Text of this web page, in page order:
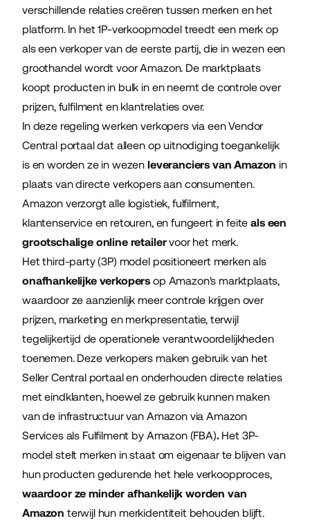
verschillende relaties creëren tussen merken en het
platform. In het 1P-verkoopmodel treedt een merk op
als een verkoper van de eerste partij, die in wezen een
groothandel wordt voor Amazon. De marktplaats
koopt producten in bulk in en neemt de controle over
prijzen, fulfilment en klantrelaties over.
In deze regeling werken verkopers via een Vendor
Central portaal dat alleen op uitnodiging toegankelijk
is en worden ze in wezen leveranciers van Amazon in
plaats van directe verkopers aan consumenten.
Amazon verzorgt alle logistiek, fulfilment,
klantenservice en retouren, en fungeert in feiteals een
grootschalige online retailervoor het merk.
Het third-party (3P) model positioneert merken als
onafhankelijke verkopers op Amazon's marktplaats,
waardoor ze aanzienlijk meer controle krijgen over
prijzen, marketing en merkpresentatie, terwijl
tegelijkertijd de operationele verantwoordelijkheden
toenemen. Deze verkopers maken gebruik van het
Seller Central portaal en onderhouden directe relaties
met eindklanten, hoewel ze gebruik kunnen maken
van de infrastructuur van Amazon via Amazon
Services als Fulfilment by Amazon (FBA).Het 3P-
model stelt merken in staat om eigenaar te blijven van
hun producten gedurende het hele verkoopproces,
waardoor ze minder afhankelijk worden van
Amazon terwijl hun merkidentiteit behouden blijft.